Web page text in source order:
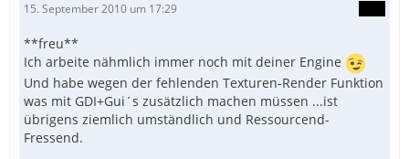
15. September 2010 um 17:29
**freu**
Ich arbeite nähmlich immer noch mit deiner Engine
Und habe wegen der fehlenden Texturen-Render Funktion
was mit GDI+Gui´s zusätzlich machen müssen ...ist
übrigens ziemlich umständlich und Ressourcend-
Fressend.